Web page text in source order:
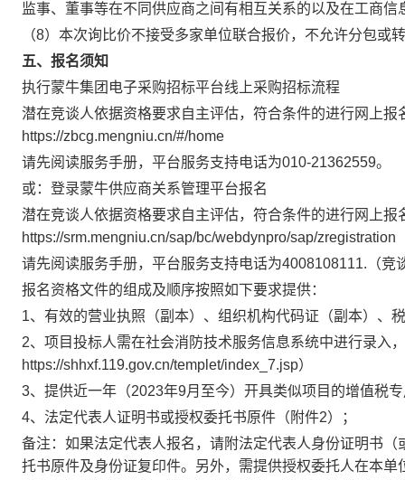
监事、董事等在不同供应商之间有相互关系的以及在工商
（8）本次询比价不接受多家单位联合报价，不允许分包或
五、报名须知
执行蒙牛集团电子采购招标平台线上采购招标流程
潜在竞谈人依据资格要求自主评估，符合条件的进行网上
https://zbcg.mengniu.cn/#/home
请先阅读服务手册，平台服务支持电话为010-21362559。
或：登录蒙牛供应商关系管理平台报名
潜在竞谈人依据资格要求自主评估，符合条件的进行网上
https://srm.mengniu.cn/sap/bc/webdynpro/sap/zregistration
请先阅读服务手册，平台服务支持电话为4008108111.（
报名资格文件的组成及顺序按照如下要求提供：
1、有效的营业执照（副本）、组织机构代码证（副本）、
2、项目投标人需在社会消防技术服务信息系统中进行录入
https://shhxf.119.gov.cn/templet/index_7.jsp）
3、提供近一年（2023年9月至今）开具类似项目的增值税
4、法定代表人证明书或授权委托书原件（附件2）；
备注：如果法定代表人报名，请附法定代表人身份证明书
托书原件及身份证复印件。另外，需提供授权委托人在本